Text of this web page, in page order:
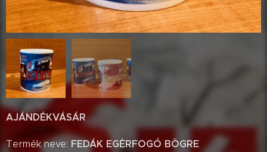
AJÁNDÉKVÁSÁR
Termék neve: FEDÁK EGÉRFOGÓ BÖGRE